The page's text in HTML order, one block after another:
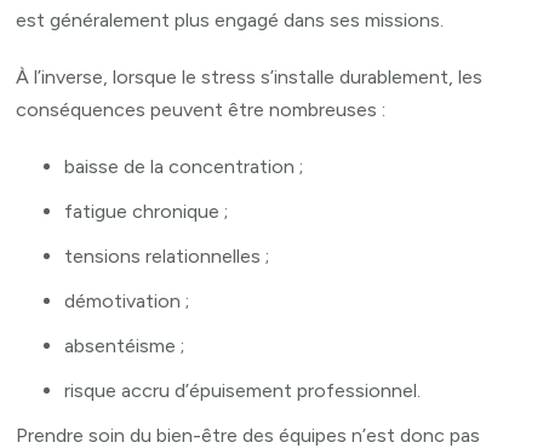
est généralement plus engagé dans ses missions.
À l’inverse, lorsque le stress s’installe durablement, les
conséquences peuvent être nombreuses :
baisse de la concentration ;
fatigue chronique ;
tensions relationnelles ;
démotivation ;
absentéisme ;
risque accru d’épuisement professionnel.
Prendre soin du bien-être des équipes n’est donc pas